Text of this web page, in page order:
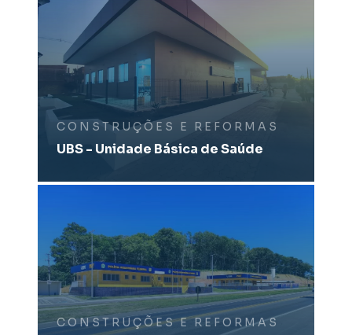
CONSTRUÇÕES E REFORMAS
UBS - Unidade Básica de Saúde
CONSTRUÇÕES E REFORMAS